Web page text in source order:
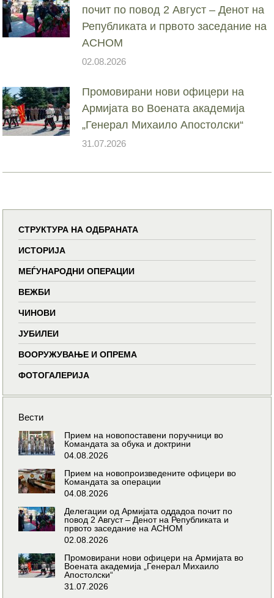
почит по повод 2 Август – Денот на
Републиката и првото заседание на
АСНОМ
02.08.2026
Промовирани нови офицери на
Армијата во Воената академија
„Генерал Михаило Апостолски“
31.07.2026
СТРУКТУРА НА ОДБРАНАТА
ИСТОРИЈА
МЕЃУНАРОДНИ ОПЕРАЦИИ
ВЕЖБИ
ЧИНОВИ
ЈУБИЛЕИ
ВООРУЖУВАЊЕ И ОПРЕМА
ФОТОГАЛЕРИЈА
Вести
Прием на новопоставени поручници во
Командата за обука и доктрини
04.08.2026
Прием на новопроизведените офицери во
Командата за операции
04.08.2026
Делегации од Армијата оддадоа почит по
повод 2 Август – Денот на Републиката и
првото заседание на АСНОМ
02.08.2026
Промовирани нови офицери на Армијата во
Воената академија „Генерал Михаило
Апостолски“
31.07.2026